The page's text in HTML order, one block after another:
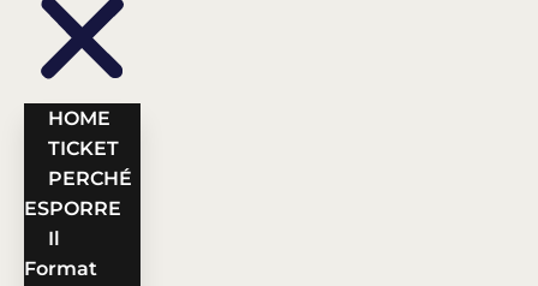
HOME
TICKET
PERCHÉ
ESPORRE
Il
Format